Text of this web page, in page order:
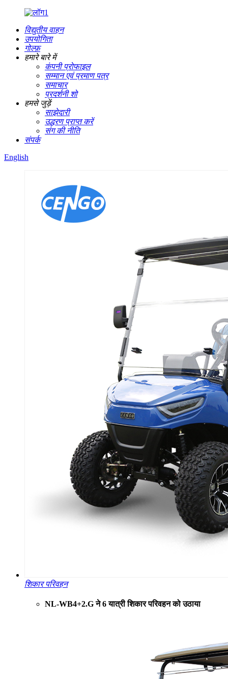
विद्युतीय वाहन
उपयोगिता
गोल्फ़
हमारे बारे में
कंपनी प्रोफाइल
सम्मान एवं प्रमाण पत्र
समाचार
प्रदर्शनी शो
हमसे जुड़ें
साझेदारी
उद्धरण प्राप्त करें
संग की नीति
संपर्क
English
शिकार परिवहन
NL-WB4+2.G ने 6 यात्री शिकार परिवहन को उठाया